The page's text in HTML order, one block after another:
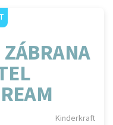
Kinderkraft